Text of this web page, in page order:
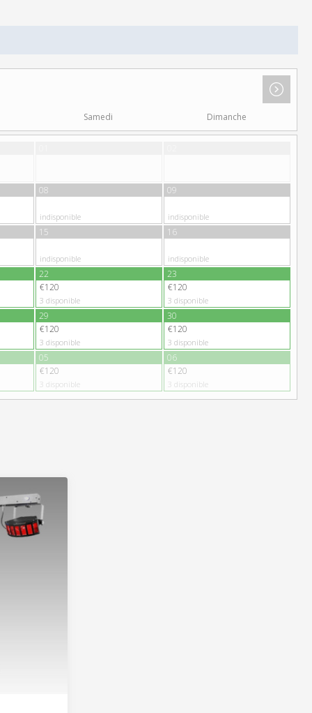
Samedi Dimanche
08
indisponible
09
indisponible
15
indisponible
16
indisponible
22
€120
3 disponible
23
€120
3 disponible
29
€120
3 disponible
30
€120
3 disponible
05
€120
3 disponible
06
€120
3 disponible